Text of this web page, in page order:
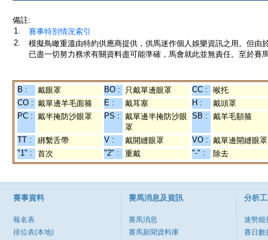
備註:
1.
賽事特別情況索引
2.
模擬鳥瞰重溫由特約供應商提供，供馬迷作個人娛樂資訊之用。但
已盡一切努力務求有關資料盡可能準確，馬會就此並無責任。至於賽
B : 戴眼罩 BO : 只戴單邊眼罩 CC :
喉托
CO : 戴單邊羊毛面箍 E : 戴耳塞 H :
戴頭罩
PC : 戴半掩防沙眼罩 PS :
戴單邊半掩防沙眼
罩
SB : 戴羊毛額箍
TT : 綁繫舌帶 V : 戴開縫眼罩 VO : 戴單邊開縫眼罩
"1" :
首次 "2" : 重戴 "-" : 除去
賽事資料
報名表
排位表(本地)
賽馬消息及資訊
賽馬消息
賽馬新聞資料庫
分析
速勢能
賽日數